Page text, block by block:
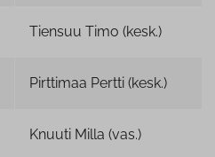
Tiensuu Timo (kesk.)
Pirttimaa Pertti (kesk.)
Knuuti Milla (vas.)